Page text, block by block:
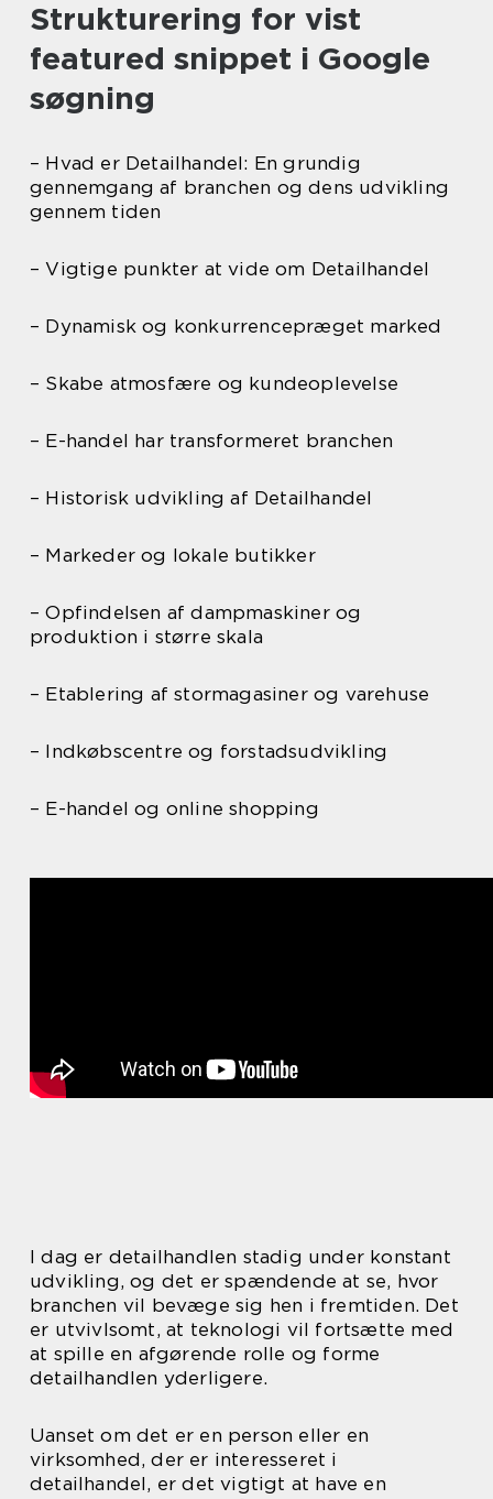
Strukturering for vist
featured snippet i Google
søgning
– Hvad er Detailhandel: En grundig
gennemgang af branchen og dens udvikling
gennem tiden
– Vigtige punkter at vide om Detailhandel
– Dynamisk og konkurrencepræget marked
– Skabe atmosfære og kundeoplevelse
– E-handel har transformeret branchen
– Historisk udvikling af Detailhandel
– Markeder og lokale butikker
– Opfindelsen af dampmaskiner og
produktion i større skala
– Etablering af stormagasiner og varehuse
– Indkøbscentre og forstadsudvikling
– E-handel og online shopping
I dag er detailhandlen stadig under konstant
udvikling, og det er spændende at se, hvor
branchen vil bevæge sig hen i fremtiden. Det
er utvivlsomt, at teknologi vil fortsætte med
at spille en afgørende rolle og forme
detailhandlen yderligere.
Uanset om det er en person eller en
virksomhed, der er interesseret i
detailhandel, er det vigtigt at have en